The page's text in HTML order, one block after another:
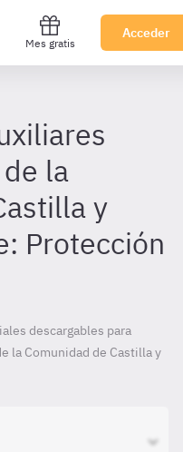
Mes gratis
Acceder
la
y
Protección
descargables para
la Comunidad de Castilla y